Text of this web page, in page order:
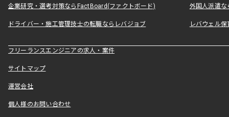
企業研究・選考対策ならFactBoard(ファクトボード) 外国人派遣な
ドライバー・施工管理技士の転職ならレバジョブ レバウェル
フリーランスエンジニアの求人・案件
サイトマップ
運営会社
個人様のお問い合わせ